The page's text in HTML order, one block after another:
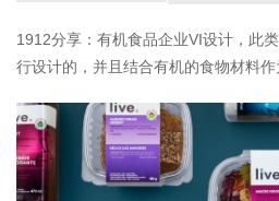
1912分享：有机食品企业VI设计，此
行设计的，并且结合有机的食物材料作